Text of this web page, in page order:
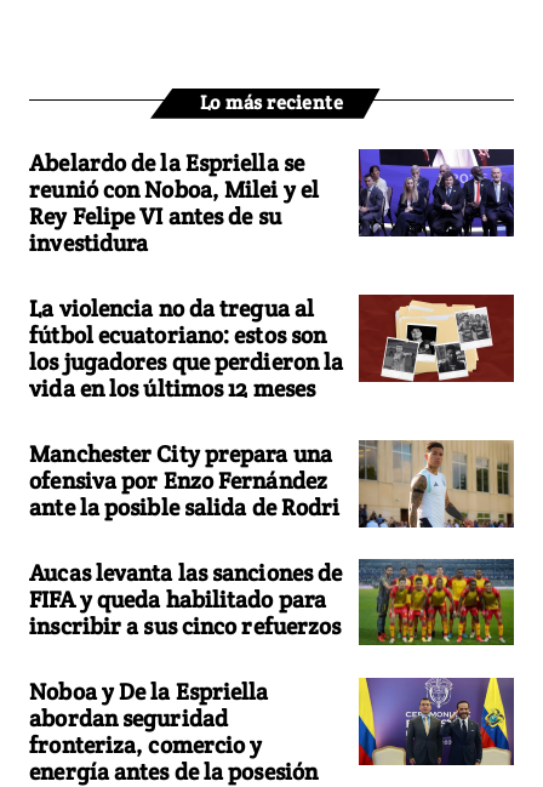
Lo más reciente
Abelardo de la Espriella se
reunió con Noboa, Milei y el
Rey Felipe VI antes de su
investidura
La violencia no da tregua al
fútbol ecuatoriano: estos son
los jugadores que perdieron la
vida en los últimos 12 meses
Manchester City prepara una
ofensiva por Enzo Fernández
ante la posible salida de Rodri
Aucas levanta las sanciones de
FIFA y queda habilitado para
inscribir a sus cinco refuerzos
Noboa y De la Espriella
abordan seguridad
fronteriza, comercio y
energía antes de la posesión